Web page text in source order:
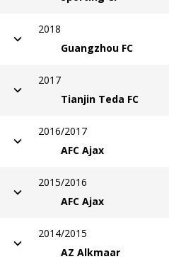
2018
Guangzhou FC
2017
Tianjin Teda FC
2016/2017
AFC Ajax
2015/2016
AFC Ajax
2014/2015
AZ Alkmaar